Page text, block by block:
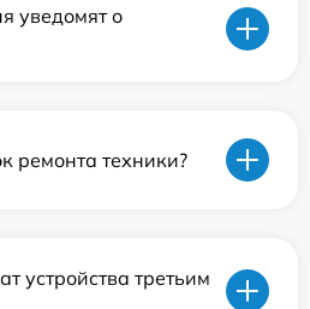
уведомят о
ремонта техники?
устройства третьим